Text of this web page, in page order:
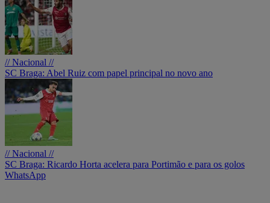
// Nacional //
SC Braga: Abel Ruiz com papel principal no novo ano
// Nacional //
SC Braga: Ricardo Horta acelera para Portimão e para os golos
WhatsApp